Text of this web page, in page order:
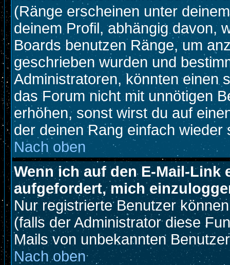
(Ränge erscheinen unter
deinem Profil, abhängig davon,
Boards benutzen Ränge, um
geschrieben wurden und
Administratoren, könnten einen
das Forum nicht mit unnötigen
erhöhen, sonst wirst du auf
der deinen Rang einfach wieder
Nach oben
Wenn ich auf den E-Mail-Link
aufgefordert, mich
Nur registrierte Benutzer
(falls der Administrator diese
Mails von unbekannten
Nach oben